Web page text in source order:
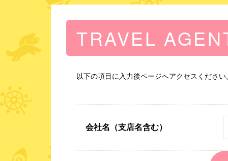
TRAVEL
以下の項目に入力後ページへアクセスください
会社名（支店名含む）